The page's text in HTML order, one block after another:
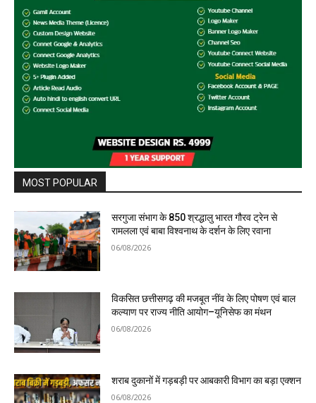
MOST POPULAR
सरगुजा संभाग के 850 श्रद्धालु भारत गौरव ट्रेन से
रामलला एवं बाबा विश्वनाथ के दर्शन के लिए रवाना
06/08/2026
विकसित छत्तीसगढ़ की मजबूत नींव के लिए पोषण एवं बाल
कल्याण पर राज्य नीति आयोग–यूनिसेफ का मंथन
06/08/2026
शराब दुकानों में गड़बड़ी पर आबकारी विभाग का बड़ा एक्शन
06/08/2026